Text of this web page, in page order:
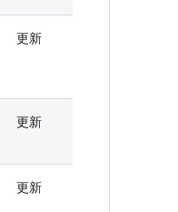
更新
更新
更新